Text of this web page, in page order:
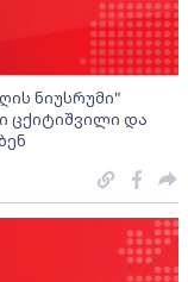
ნიუსრუმი"
ცქიტიშვილი და